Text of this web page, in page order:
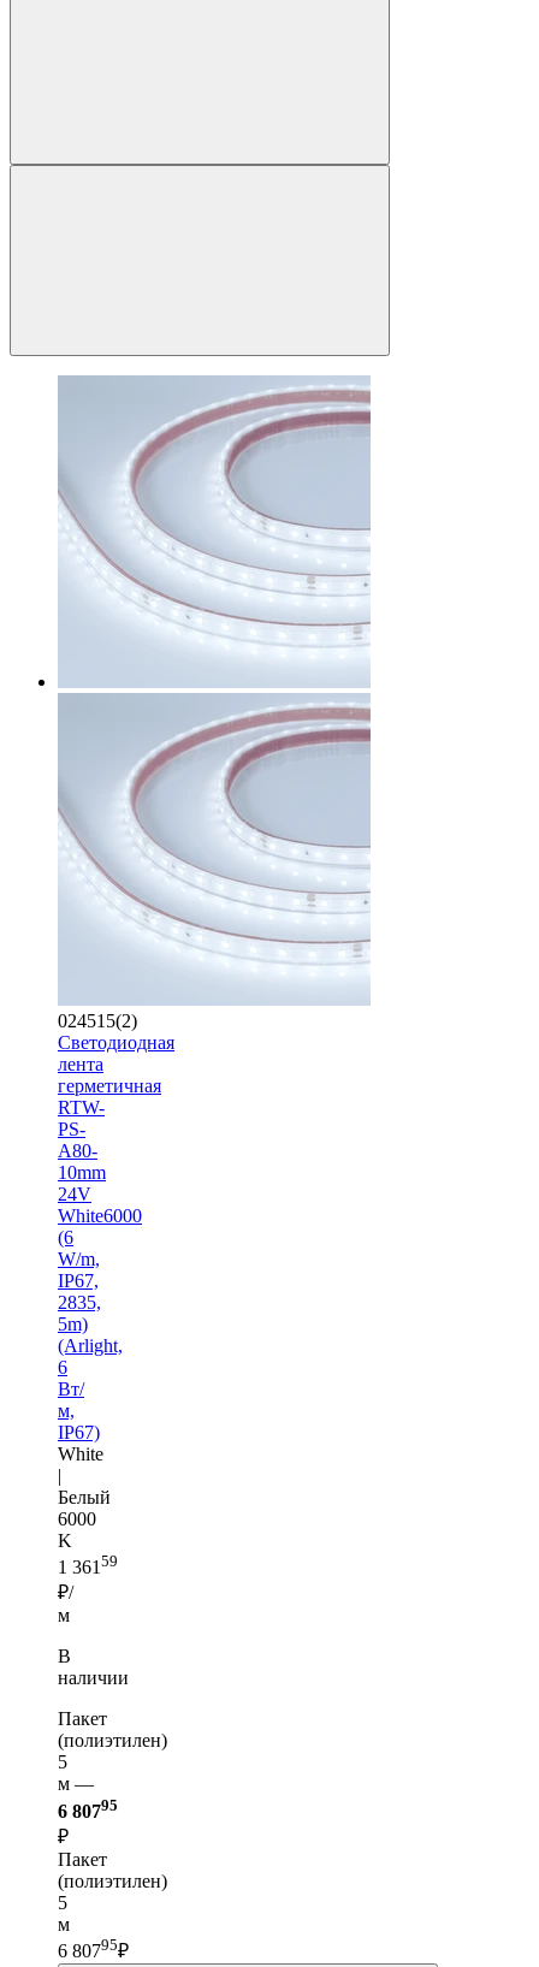
024515(2)
Светодиодная
лента
герметичная
RTW-
PS-
A80-
10mm
24V
White6000
(6
W/m,
IP67,
2835,
5m)
(Arlight,
6
Вт/
м,
IP67)
White
|
Белый
6000
K
1 361 59
₽/
м
В
наличии
Пакет
(полиэтилен)
5
м —
6 80795
₽
Пакет
(полиэтилен)
5
м
6 80795₽